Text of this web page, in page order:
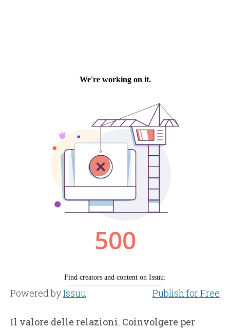
Powered byIssuu Publish for Free
Il valore delle relazioni. Coinvolgere per